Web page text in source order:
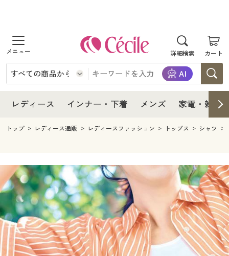
詳細検索 カート
商品を探す
レディース
レディースファッション
インナー・下着
インナー・下着通販すべて
メンズ下着
ジュニア・ティーンズ下着
メンズ
メンズファッション
メンズ下着
家電・雑貨すべて
家電
キッチン・雑貨・日用品
寝具・インテリア・家具
寝具・インテリア・家具通販すべて
家具・収納
美容・健康
美容・健康通販すべて
制服・スクール
レディース インナー・下着 メンズ 家電・雑貨
レディース
レディース通販すべて
レディースファッション
インナー・下着
インナー・下着通販すべて
ジュニア・ティーンズ下着
メンズ
メンズ下着
家電
キッチン・雑貨・日用品
寝具・インテリア・家具通販すべて
家具・収納
寝具・ベッド
美容・健康
美容・健康通販すべて
美容・健康・サプリメント
制服・スクール
制服・スクールすべて
大きいサイズ
トップ レディース通販 レディースファッション トップス シャツ